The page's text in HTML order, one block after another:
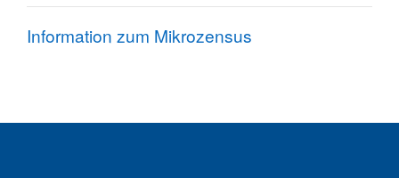
Information zum Mikrozensus